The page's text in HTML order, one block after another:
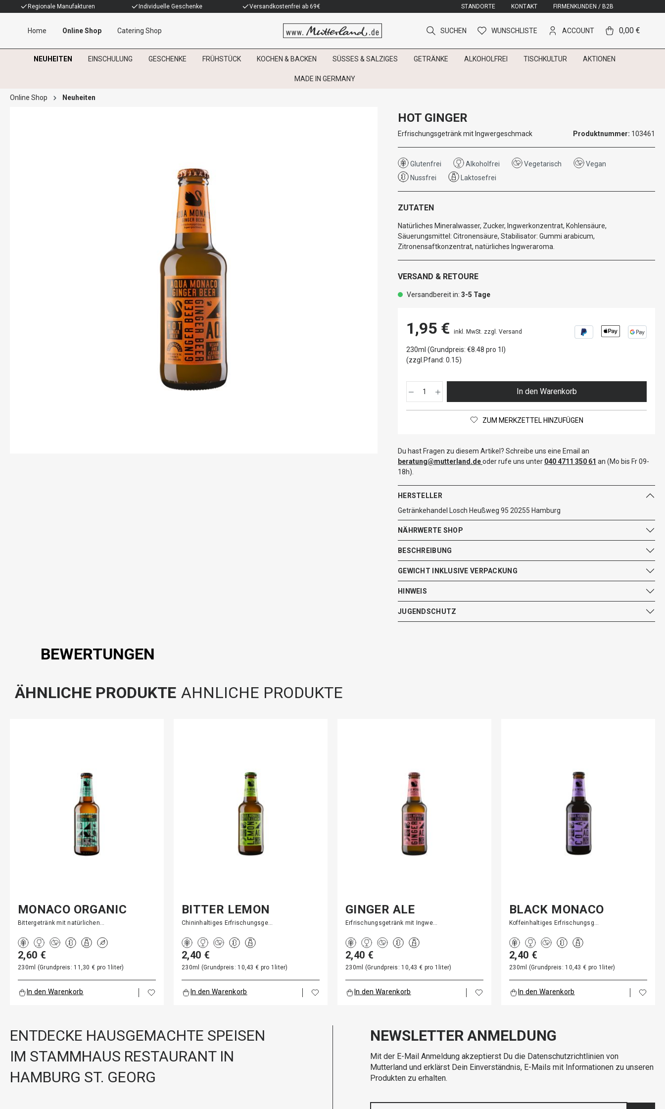
Regionale Manufakturen Individuelle Geschenke Versandkostenfrei ab 69€ STANDORTE KONTAKT FIRMENKUNDEN / B2B
Home Online Shop Catering Shop SUCHEN WUNSCHLISTE ACCOUNT 0,00 €
NEUHEITEN EINSCHULUNG GESCHENKE FRÜHSTÜCK KOCHEN & BACKEN SÜSSES & SALZIGES GETRÄNKE ALKOHOLFREI TISCHKULTUR AKTIONEN
MADE IN GERMANY
Online Shop Neuheiten
HOT GINGER
Erfrischungsgetränk mit Ingwergeschmack Produktnummer: 103461
Glutenfrei Alkoholfrei Vegetarisch
Vegan
Nussfrei
Laktosefrei
ZUTATEN
Natürliches Mineralwasser, Zucker, Ingwerkonzentrat, Kohlensäure,
Säuerungsmittel: Citronensäure, Stabilisator: Gummi arabicum,
Zitronensaftkonzentrat, natürliches Ingweraroma.
VERSAND & RETOURE
Versandbereit in: 3-5 Tage
1,95 € inkl. MwSt. zzgl. Versand
230ml (Grundpreis: €8.48 pro 1l)
(zzgl.Pfand: 0.15)
In den Warenkorb
ZUM MERKZETTEL HINZUFÜGEN
Du hast Fragen zu diesem Artikel? Schreibe uns eine Email an
beratung@mutterland.deoder rufe uns unter 040 4711 350 61 an (Mo bis Fr 09-
18h).
HERSTELLER
Getränkehandel Losch Heußweg 95 20255 Hamburg
NÄHRWERTE SHOP
BESCHREIBUNG
GEWICHT INKLUSIVE VERPACKUNG
HINWEIS
JUGENDSCHUTZ
BEWERTUNGEN
ÄHNLICHE PRODUKTE AHNLICHE PRODUKTE
MONACO ORGANIC
HERBTONI…
Bittergetränk mit natürlichen…
2,60 €
230ml (Grundpreis: 11,30 € pro 1liter)
In den Warenkorb
BITTER LEMON
Chininhaltiges Erfrischungsge…
2,40 €
230ml (Grundpreis: 10,43 € pro 1liter)
In den Warenkorb
GINGER ALE
Erfrischungsgetränk mit Ingwe…
2,40 €
230ml (Grundpreis: 10,43 € pro 1liter)
In den Warenkorb
BLACK MONACO
Koffeinhaltiges Erfrischungsg…
2,40 €
230ml (Grundpreis: 10,43 € pro 1liter)
In den Warenkorb
ENTDECKE HAUSGEMACHTE SPEISEN
IM STAMMHAUS RESTAURANT IN
HAMBURG ST. GEORG
NEWSLETTER ANMELDUNG
Mit der E-Mail Anmeldung akzeptierst Du die Datenschutzrichtlinien von
Mutterland und erklärst Dein Einverständnis, E-Mails mit Informationen zu unseren
Produkten zu erhalten.